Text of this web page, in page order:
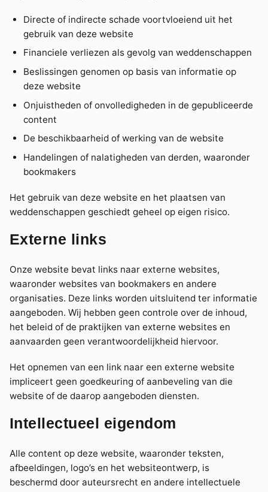
Directe of indirecte schade voortvloeiend uit het
gebruik van deze website
Financiele verliezen als gevolg van weddenschappen
Beslissingen genomen op basis van informatie op
deze website
Onjuistheden of onvolledigheden in de gepubliceerde
content
De beschikbaarheid of werking van de website
Handelingen of nalatigheden van derden, waaronder
bookmakers
Het gebruik van deze website en het plaatsen van
weddenschappen geschiedt geheel op eigen risico.
Externe links
Onze website bevat links naar externe websites,
waaronder websites van bookmakers en andere
organisaties. Deze links worden uitsluitend ter informatie
aangeboden. Wij hebben geen controle over de inhoud,
het beleid of de praktijken van externe websites en
aanvaarden geen verantwoordelijkheid hiervoor.
Het opnemen van een link naar een externe website
impliceert geen goedkeuring of aanbeveling van die
website of de daarop aangeboden diensten.
Intellectueel eigendom
Alle content op deze website, waaronder teksten,
afbeeldingen, logo’s en het websiteontwerp, is
beschermd door auteursrecht en andere intellectuele